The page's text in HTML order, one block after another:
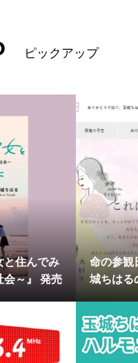
ピックアップ
と住んでみ
会～』 発売
命の参観
城ちはる